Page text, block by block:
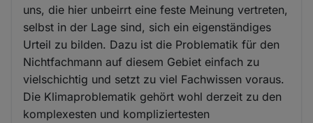
uns, die hier unbeirrt eine feste Meinung vertreten,
selbst in der Lage sind, sich ein eigenständiges
Urteil zu bilden. Dazu ist die Problematik für den
Nichtfachmann auf diesem Gebiet einfach zu
vielschichtig und setzt zu viel Fachwissen voraus.
Die Klimaproblematik gehört wohl derzeit zu den
komplexesten und kompliziertesten